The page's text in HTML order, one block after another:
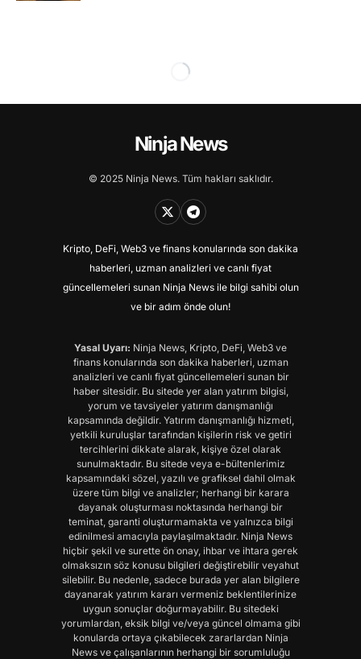
Ninja News
© 2025 Ninja News. Tüm hakları saklıdır.
Kripto, DeFi, Web3 ve finans konularında son dakika
haberleri, uzman analizleri ve canlı fiyat
güncellemeleri sunan Ninja News ile bilgi sahibi olun
ve bir adım önde olun!
Yasal Uyarı: Ninja News, Kripto, DeFi, Web3 ve
finans konularında son dakika haberleri, uzman
analizleri ve canlı fiyat güncellemeleri sunan bir
haber sitesidir. Bu sitede yer alan yatırım bilgisi,
yorum ve tavsiyeler yatırım danışmanlığı
kapsamında değildir. Yatırım danışmanlığı hizmeti,
yetkili kuruluşlar tarafından kişilerin risk ve getiri
tercihlerini dikkate alarak, kişiye özel olarak
sunulmaktadır. Bu sitede veya e-bültenlerimiz
kapsamındaki sözel, yazılı ve grafiksel dahil olmak
üzere tüm bilgi ve analizler; herhangi bir karara
dayanak oluşturması noktasında herhangi bir
teminat, garanti oluşturmamakta ve yalnızca bilgi
edinilmesi amacıyla paylaşılmaktadır. Ninja News
hiçbir şekil ve surette ön onay, ihbar ve ihtara gerek
olmaksızın söz konusu bilgileri değiştirebilir veyahut
silebilir. Bu nedenle, sadece burada yer alan bilgilere
dayanarak yatırım kararı vermeniz beklentilerinize
uygun sonuçlar doğurmayabilir. Bu sitedeki
yorumlardan, eksik bilgi ve/veya güncel olmama gibi
konularda ortaya çıkabilecek zararlardan Ninja
News ve çalışanlarının herhangi bir sorumluluğu